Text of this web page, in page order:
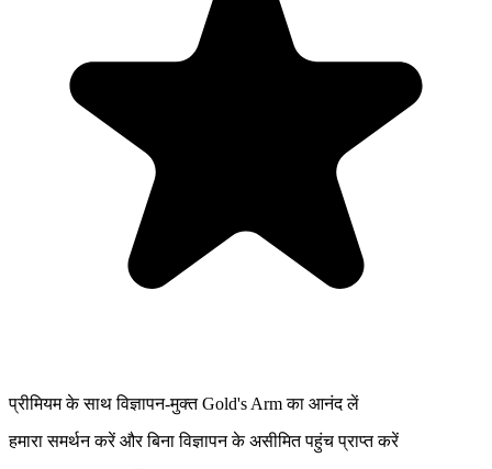
प्रीमियम के साथ विज्ञापन-मुक्त Gold's Arm का आनंद लें
हमारा समर्थन करें और बिना विज्ञापन के असीमित पहुंच प्राप्त करें